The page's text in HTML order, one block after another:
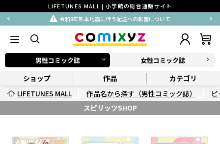
LIFETUNES MALL | 小学館の総合通販サイト
令和8年熊本地震に伴う配送への影響について
男性コミック誌 女性コミック誌
ショップ 作品
カテゴリ
LIFETUNES MALL
作品名から探す（男性コミック誌）
スピリッツSHOP